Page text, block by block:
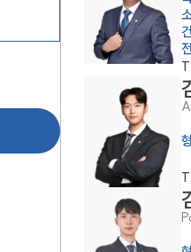
센터
센터소
대륜의 강
오시는
글로벌 파트
고객의 소